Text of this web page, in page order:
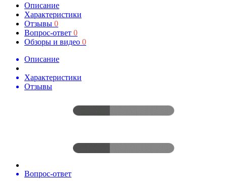
Описание
Характеристики
Отзывы 0
Вопрос-ответ 0
Обзоры и видео 0
Описание
Характеристики
Отзывы
Вопрос-ответ